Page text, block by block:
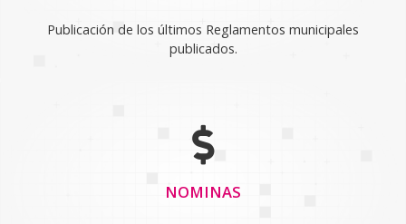
Publicación de los últimos Reglamentos municipales
publicados.
NOMINAS